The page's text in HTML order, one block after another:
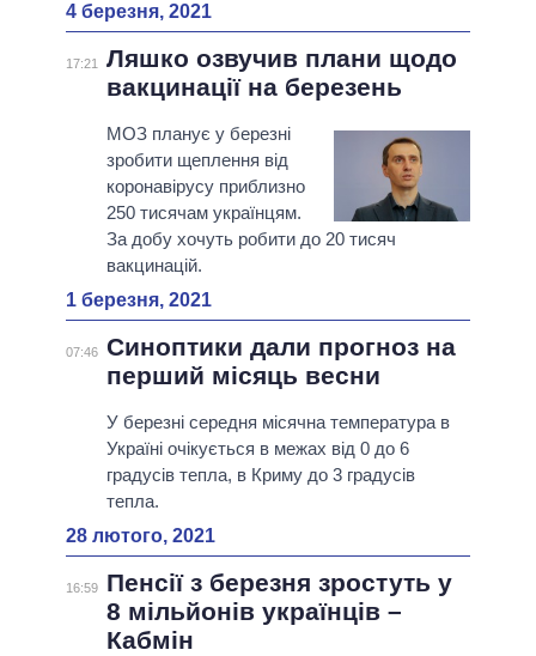
4 березня, 2021
17:21
Ляшко озвучив плани щодо
вакцинації на березень
МОЗ планує у березні
зробити щеплення від
коронавірусу приблизно
250 тисячам українцям.
За добу хочуть робити до 20 тисяч
вакцинацій.
1 березня, 2021
07:46 Синоптики дали прогноз на
перший місяць весни
У березні середня місячна температура в
Україні очікується в межах від 0 до 6
градусів тепла, в Криму до 3 градусів
тепла.
28 лютого, 2021
16:59
Пенсії з березня зростуть у
8 мільйонів українців –
Кабмін